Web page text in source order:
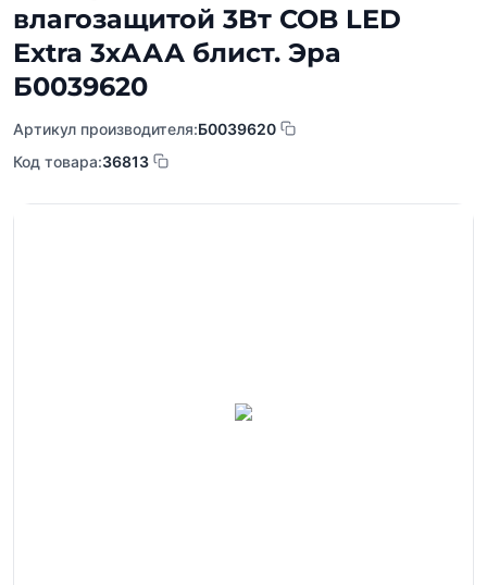
влагозащитой 3Вт COB LED
Extra 3хААА блист. Эра
Б0039620
Артикул производителя:Б0039620
Код товара:36813